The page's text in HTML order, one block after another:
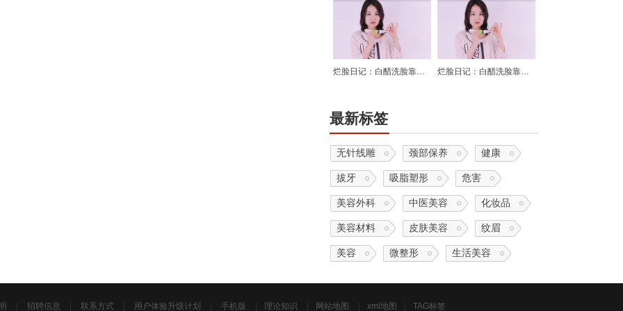
烂脸日记：白醋洗脸靠谱吗？怎么洗脸才不毁脸？ 烂脸日记：白醋洗脸靠谱吗？怎么洗脸才不毁脸？
最新标签
无针线雕 颈部保养 健康
拔牙 吸脂塑形 危害
美容外科 中医美容 化妆品
美容材料 皮肤美容 纹眉
美容 微整形 生活美容
招聘信息 联系方式 用户体验升级计划 手机版 理论知识 网站地图 xml地图 TAG标签